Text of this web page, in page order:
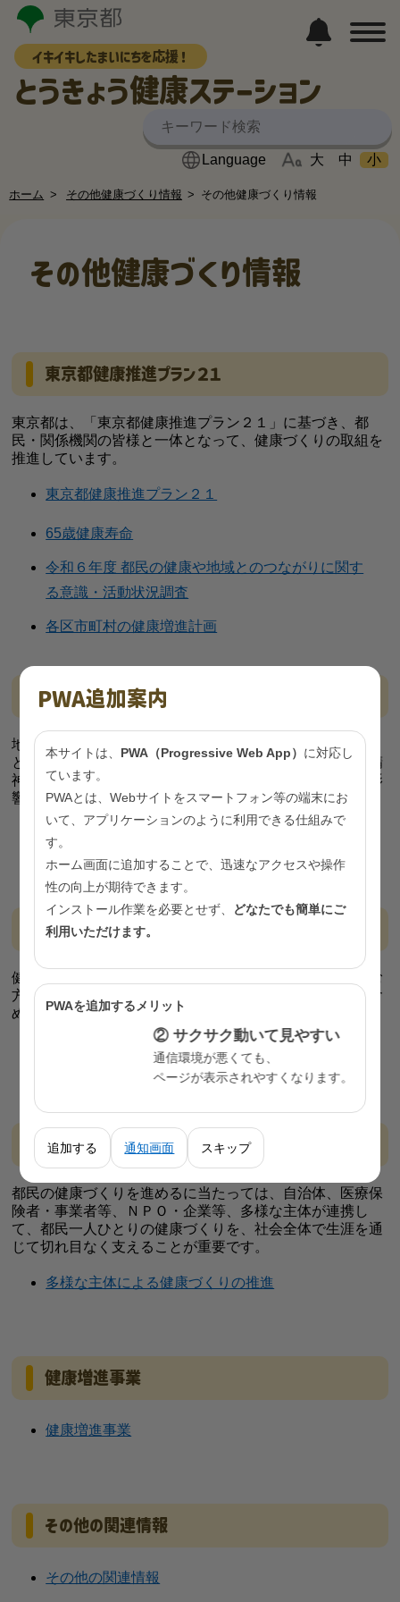
イキイキしたまいにちを応援！
とうきょう健康ステーション
大 中 小
ホーム その他健康づくり情報 その他健康づくり情報
その他健康づくり情報
東京都健康推進プラン２１
東京都は、「東京都健康推進プラン２１」に基づき、都
民・関係機関の皆様と一体となって、健康づくりの取組を
推進しています。
東京都健康推進プラン２１
65歳健康寿命
令和６年度 都民の健康や地域とのつながりに関す
る意識・活動状況調査
各区市町村の健康増進計画
社会とのつながり
地域とのつながりが豊かなほど、住民の健康状態が良いこ
とが報告されており、社会的なつながりを持つことは、精
神的健康、身体的健康、生活習慣、死亡リスク等に良い影
響を与えることがわかっています。
社会とのつながり
自然に健康になれる環境づくり
健康寿命の延伸には、自ら健康づくりに積極的に取り組む
方だけでなく、自身の健康に関心を持つ余裕がない方も含
めた、幅広い方へのアプローチが重要です。
自然に健康になれる環境づくり
多様な主体による健康づくりの推進
都民の健康づくりを進めるに当たっては、自治体、医療保
険者・事業者等、ＮＰＯ・企業等、多様な主体が連携し
て、都民一人ひとりの健康づくりを、社会全体で生涯を通
じて切れ目なく支えることが重要です。
多様な主体による健康づくりの推進
健康増進事業
健康増進事業
その他の関連情報
その他の関連情報
PWA追加案内
本サイトは、 PWA（Progressive Web App） に対応し
ています。
PWAとは、Webサイトをスマートフォン等の端末にお
いて、アプリケーションのように利用できる仕組みで
す。
ホーム画面に追加することで、迅速なアクセスや操作
性の向上が期待できます。
インストール作業を必要とせず、 どなたでも簡単にご
利用いただけます。
PWAを追加するメリット
② サクサク動いて見やすい
通信環境が悪くても、
ページが表示されやすくなります。
追加する 通知画面 スキップ